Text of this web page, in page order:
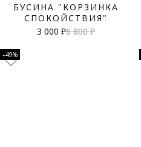
БУСИНА "КОРЗИНКА
СПОКОЙСТВИЯ"
3 000 ₽6 800 ₽
–49%